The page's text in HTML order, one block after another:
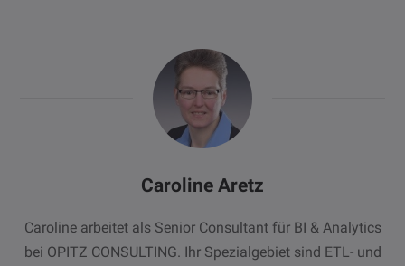
Caroline Aretz
Caroline arbeitet als Senior Consultant für BI & Analytics
bei OPITZ CONSULTING. Ihr Spezialgebiet sind ETL- und